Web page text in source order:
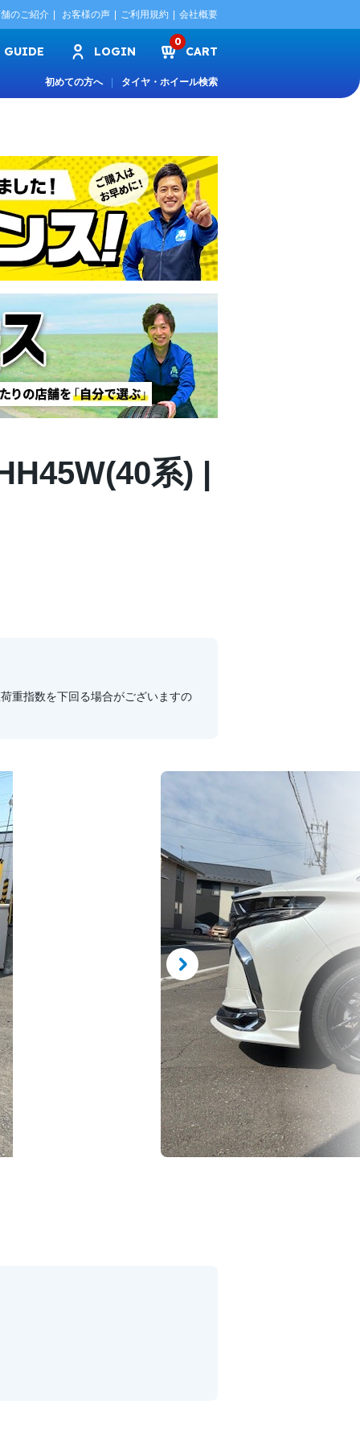
のご紹介 お客様の声 ご利用規約 会社概要
GUIDE LOGIN
0
CART
初めての方へ タイヤ・ホイール検索
系) |
重指数を下回る場合がございますの